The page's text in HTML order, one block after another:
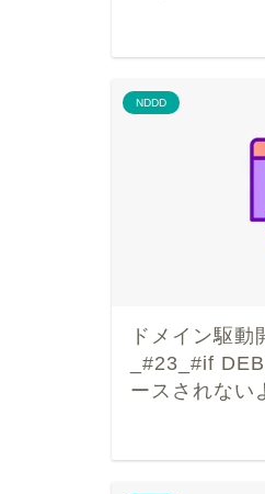
NDDD
ドメイン駆
_#23_#if
ースされない